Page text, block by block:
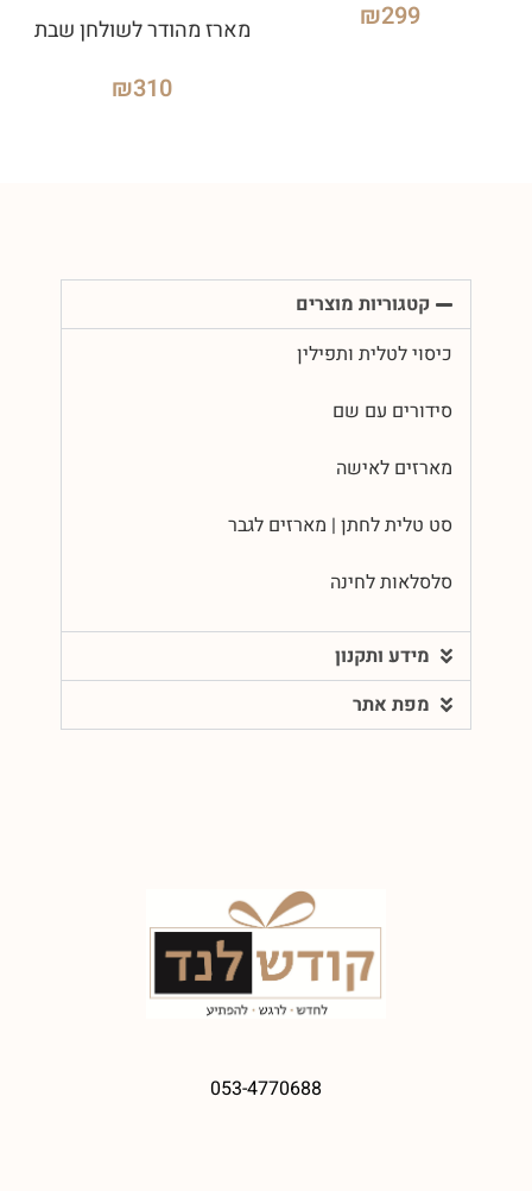
₪299 מארז מהודר לשולחן שבת
₪310
קטגוריות מוצרים
כיסוי לטלית ותפילין
סידורים עם שם
מארזים לאישה
סט טלית לחתן | מארזים לגבר
סלסלאות לחינה
מידע ותקנון
מפת אתר
053-4770688